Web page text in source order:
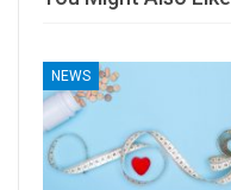
NEWS